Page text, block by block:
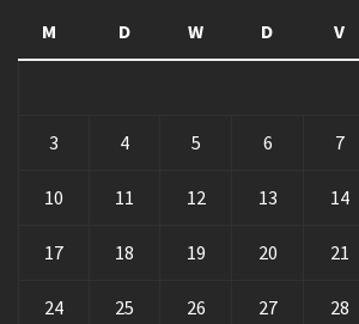
M D W D V
3 4 5 6 7
10 11 12 13 14
17 18 19 20 21
24 25 26 27 28